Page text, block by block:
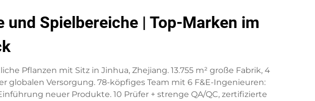
Spielbereiche | Top-Marken im
Pflanzen mit Sitz in Jinhua, Zhejiang. 13.755 m² große Fabrik, 4
globalen Versorgung. 78-köpfiges Team mit 6 F&E-Ingenieuren:
neuer Produkte. 10 Prüfer + strenge QA/QC, zertifizierte